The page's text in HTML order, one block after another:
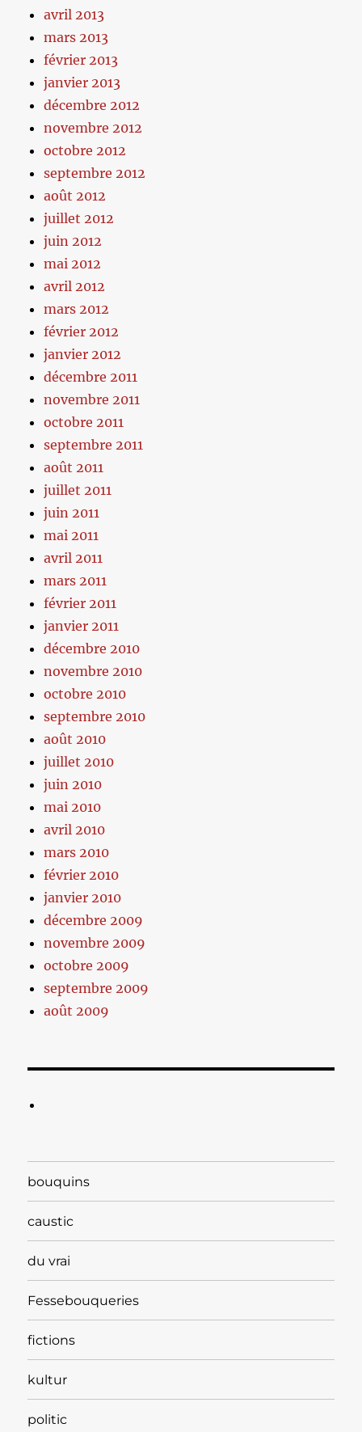
avril 2013
mars 2013
février 2013
janvier 2013
décembre 2012
novembre 2012
octobre 2012
septembre 2012
août 2012
juillet 2012
juin 2012
mai 2012
avril 2012
mars 2012
février 2012
janvier 2012
décembre 2011
novembre 2011
octobre 2011
septembre 2011
août 2011
juillet 2011
juin 2011
mai 2011
avril 2011
mars 2011
février 2011
janvier 2011
décembre 2010
novembre 2010
octobre 2010
septembre 2010
août 2010
juillet 2010
juin 2010
mai 2010
avril 2010
mars 2010
février 2010
janvier 2010
décembre 2009
novembre 2009
octobre 2009
septembre 2009
août 2009
bouquins
caustic
du vrai
Fessebouqueries
fictions
kultur
politic